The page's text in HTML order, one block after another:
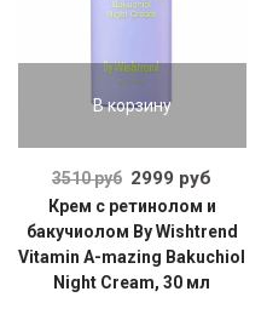
В корзину
3510 руб 2999 руб
Крем с ретинолом и
бакучиолом By Wishtrend
Vitamin A-mazing Bakuchiol
Night Cream, 30 мл